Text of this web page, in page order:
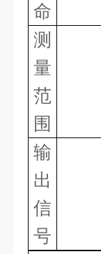
命
测
量
范
围
输
出
信
号